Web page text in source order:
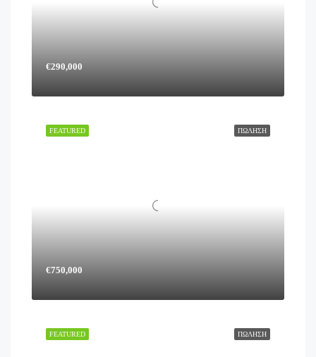
€290,000
ΠΏΛΗΣΗ
FEATURED
€750,000
ΠΏΛΗΣΗ
FEATURED